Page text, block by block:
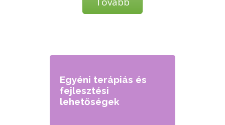
Egyéni terápiás és
fejlesztési
lehetőségek